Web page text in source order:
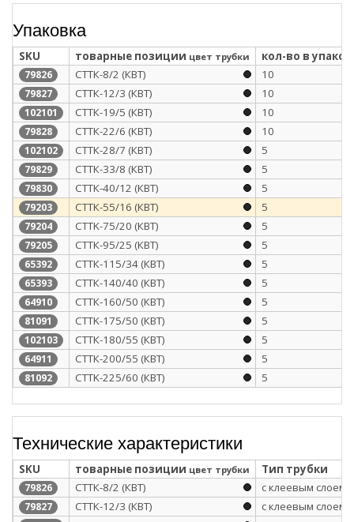
Упаковка
SKU товарные позиции цвет трубки кол-во в
79826 СТТК-8/2 (КВТ) 10
79827 СТТК-12/3 (КВТ) 10
102101 СТТК-19/5 (КВТ) 10
79828 СТТК-22/6 (КВТ) 10
102102 СТТК-28/7 (КВТ) 5
79829 СТТК-33/8 (КВТ) 5
79830 СТТК-40/12 (КВТ) 5
79203 СТТК-55/16 (КВТ) 5
79204 CTTK-75/20 (КВТ) 5
79205 СТТК-95/25 (КВТ) 5
65392 СТТК-115/34 (КВТ) 5
65393 СТТК-140/40 (КВТ) 5
64910 СТТК-160/50 (КВТ) 5
81091 CTTK-175/50 (КВТ) 5
102103 СТТК-180/55 (КВТ) 5
64911 СТТК-200/55 (КВТ) 5
81092 CTTK-225/60 (КВТ) 5
Технические характеристики
SKU товарные позиции цвет трубки Тип трубки
79826 СТТК-8/2 (КВТ) с клеевым слоем
79827 СТТК-12/3 (КВТ) с клеевым слоем